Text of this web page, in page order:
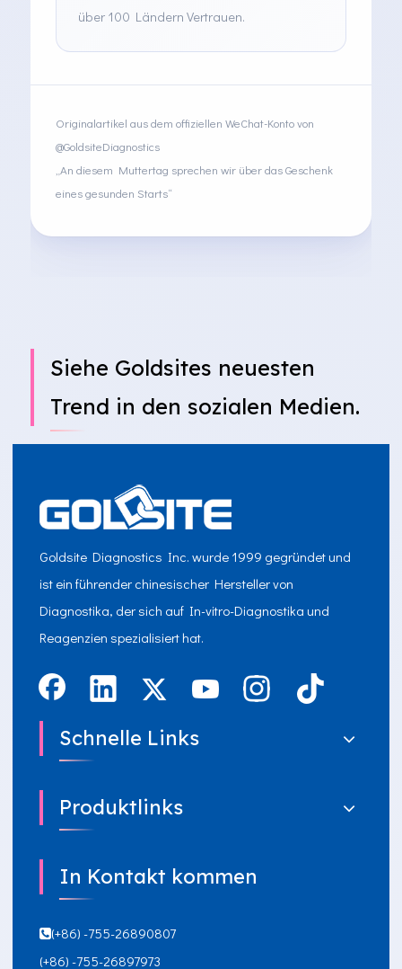
über 100 Ländern Vertrauen.
Originalartikel aus dem offiziellen WeChat-Konto von
@GoldsiteDiagnostics
„An diesem Muttertag sprechen wir über das Geschenk
eines gesunden Starts“
Siehe Goldsites neuesten
Trend in den sozialen Medien.
Goldsite Diagnostics Inc. wurde 1999 gegründet und
ist ein führender chinesischer Hersteller von
Diagnostika, der sich auf In-vitro-Diagnostika und
Reagenzien spezialisiert hat.
Schnelle Links
Produktlinks
In Kontakt kommen
(+86) -755-26890807
(+86) -755-26897973